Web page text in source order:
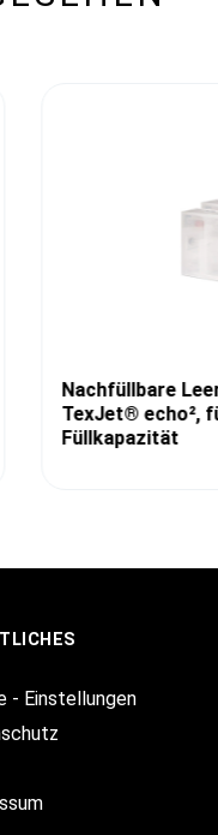
Nachfüllbare
TexJet® echo²,
Füllkapazität
- Einstellungen